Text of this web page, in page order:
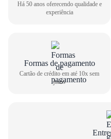
Há 50 anos oferecendo qualidade e
experiência
Formas de pagamento
Cartão de crédito em até 10x sem
juros